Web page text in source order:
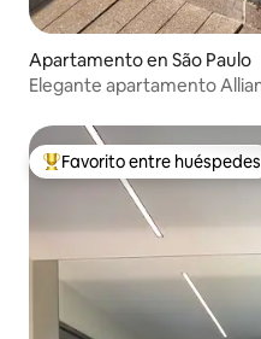
Apartamento en São Paulo
Elegante apartamento
Favorito entre huéspedes
Favorito entre huéspedes